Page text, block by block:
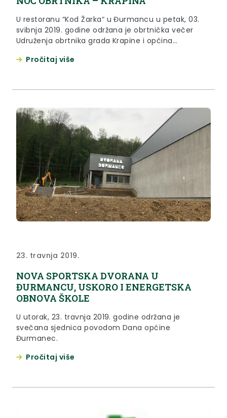
U restoranu “Kod Žarka“ u Đurmancu u petak, 03.
svibnja 2019. godine održana je obrtnička večer
Udruženja obrtnika grada Krapine i općina
Pročitaj više
23. travnja 2019.
NOVA SPORTSKA DVORANA U
ĐURMANCU, USKORO I ENERGETSKA
OBNOVA ŠKOLE
U utorak, 23. travnja 2019. godine održana je
svečana sjednica povodom Dana općine
Đurmanec.
Pročitaj više